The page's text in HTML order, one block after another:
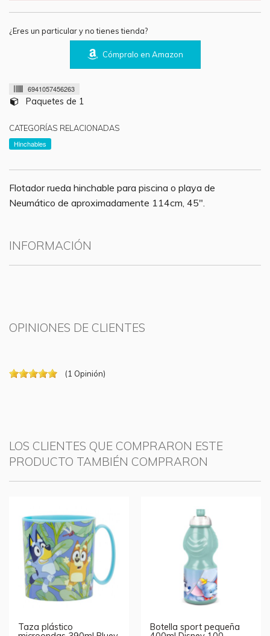
¿Eres un particular y no tienes tienda?
Cómpralo en Amazon
6941057456263
Paquetes de 1
CATEGORÍAS RELACIONADAS
Hinchables
Flotador rueda hinchable para piscina o playa de
Neumático de aproximadamente 114cm, 45".
INFORMACIÓN
OPINIONES DE CLIENTES
(1 Opinión)
LOS CLIENTES QUE COMPRARON ESTE
PRODUCTO TAMBIÉN COMPRARON
Taza plástico
Botella sport pequeña